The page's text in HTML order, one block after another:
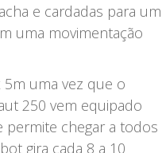
e cardadas para um
uma movimentação
5m uma vez que o
250 vem equipado
chegar a todos
gira cada 8 a 10